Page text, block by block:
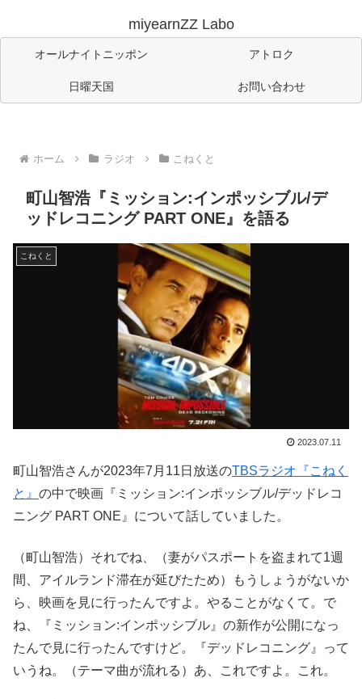
miyearnZZ Labo
オールナイトニッポン アトロク
日曜天国 お問い合わせ
ホーム ラジオ こねくと
町山智浩『ミッション:インポッシブル/デ
ッドレコニング PART ONE』を語る
こねくと
2023.07.11
町山智浩さんが2023年7月11日放送のTBSラジオ『こねく
と』 の中で映画『ミッション:インポッシブル/デッドレコ
ニング PART ONE』について話していました。
（町山智浩）それでね、（妻がパスポートを盗まれて1週
間、アイルランド滞在が延びたため）もうしょうがないか
ら、映画を見に行ったんですよ。やることがなくて。で
ね、『ミッション:インポッシブル』の新作が公開になっ
たんで見に行ったんですけど。『デッドレコニング』って
いうね。（テーマ曲が流れる）あ、これですよ。これ。